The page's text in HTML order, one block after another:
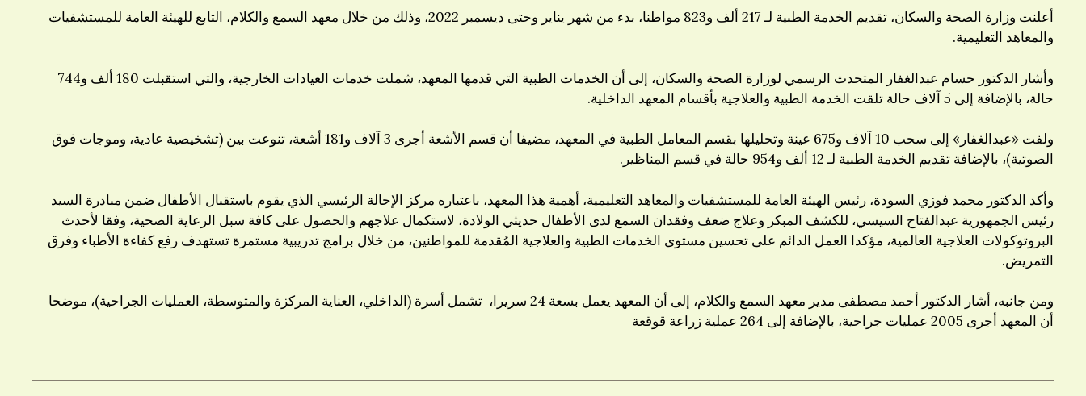
أعلنت وزارة الصحة والسكان، تقديم الخدمة الطبية لـ 217 ألف و823 مواطنا، بدء من شهر يناير وحتى ديسمبر 2022، وذلك من خلال معهد السمع والكلام، التابع للهيئة العامة للمستشفيات
والمعاهد التعليمية.
وأشار الدكتور حسام عبدالغفار المتحدث الرسمي لوزارة الصحة والسكان، إلى أن الخدمات الطبية التي قدمها المعهد، شملت خدمات العيادات الخارجية، والتي استقبلت 180 ألف و744
حالة، بالإضافة إلى 5 آلاف حالة تلقت الخدمة الطبية والعلاجية بأقسام المعهد الداخلية.
ولفت «عبدالغفار» إلى سحب 10 آلاف و675 عينة وتحليلها بقسم المعامل الطبية في المعهد، مضيفا أن قسم الأشعة أجرى 3 آلاف و181 أشعة، تنوعت بين (تشخيصية عادية، وموجات فوق
الصوتية)، بالإضافة تقديم الخدمة الطبية لـ 12 ألف و954 حالة في قسم المناظير.
وأكد الدكتور محمد فوزي السودة، رئيس الهيئة العامة للمستشفيات والمعاهد التعليمية، أهمية هذا المعهد، باعتباره مركز الإحالة الرئيسي الذي يقوم باستقبال الأطفال ضمن مبادرة السيد
رئيس الجمهورية عبدالفتاح السيسي، للكشف المبكر وعلاج ضعف وفقدان السمع لدى الأطفال حديثي الولادة، لاستكمال علاجهم والحصول على كافة سبل الرعاية الصحية، وفقا لأحدث
البروتوكولات العلاجية العالمية، مؤكدا العمل الدائم على تحسين مستوى الخدمات الطبية والعلاجية المُقدمة للمواطنين، من خلال برامج تدريبية مستمرة تستهدف رفع كفاءة الأطباء وفرق
التمريض.
ومن جانبه، أشار الدكتور أحمد مصطفى مدير معهد السمع والكلام، إلى أن المعهد يعمل بسعة 24 سريرا، تشمل أسرة (الداخلي، العناية المركزة والمتوسطة، العمليات الجراحية)، موضحا
أن المعهد أجرى 2005 عمليات جراحية، بالإضافة إلى 264 عملية زراعة قوقعة